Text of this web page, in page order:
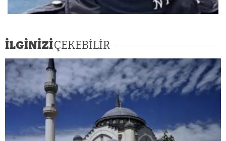
İLGİNİZİÇEKEBİLİR